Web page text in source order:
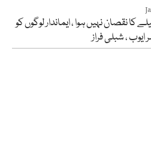
نقصان نہیں ہوا ، ایماندار لوگوں کو
ایوب ، شبلی فراز